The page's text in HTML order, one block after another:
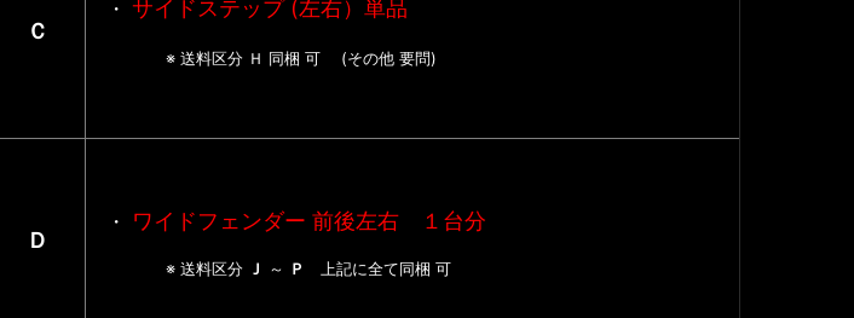
Ｃ
・ サイドステップ (左右）単品
※ 送料区分 Ｈ 同梱 可 (その他 要問)
Ｄ
・ ワイドフェンダー 前後左右 １台分
※ 送料区分 Ｊ ～ Ｐ 上記に全て同梱 可